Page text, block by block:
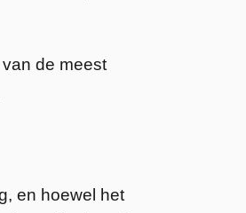
de meest
en hoewel het